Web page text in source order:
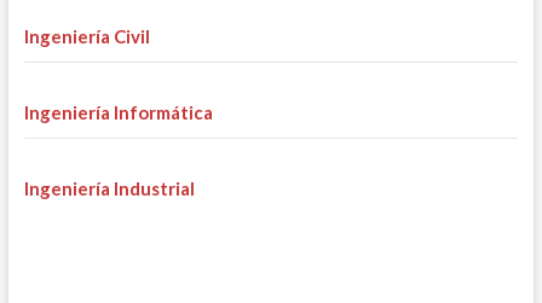
Ingeniería Civil
Ingeniería Informática
Ingeniería Industrial